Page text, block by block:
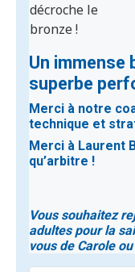
décroche le
bronze !
Un immense
superbe
Merci à notre
technique et
Merci à Laurent
qu’arbitre !
Vous souhaitez
adultes pour la
vous de Carole